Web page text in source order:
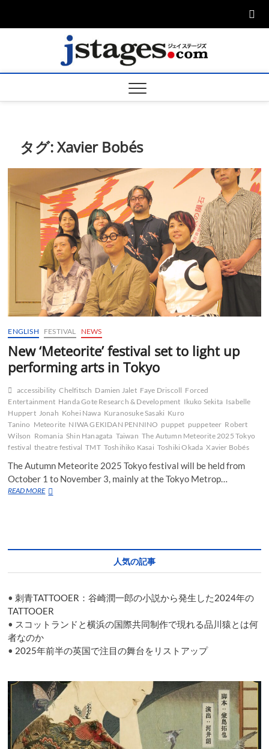
ージ
タグ:Xavier Bobés
ENGLISH FESTIVAL NEWS
New ‘Meteorite’ festival set to light up
performing arts in Tokyo
accessibility Chelfitsch Damien Jalet Faye Driscoll Forced
Entertainment Handa Gote Research & Development Ikuko Sekita Isabelle
Huppert Jonah Kohei Nawa Kuranosuke Sasaki Kuro
Tanino Meteorite NIWA GEKIDAN PENNINO puppet puppeteer Robert
Wilson Romania Shin Hanagata Taiwan The Autumn Meteorite 2025 Tokyo
festival theatre festival TMT Toshihiko Kasai Toshiki Okada Xavier Bobés
The Autumn Meteorite 2025 Tokyo festival will be held from
October 1 to November 3, mainly at the Tokyo Metrop…
READ MORENew
arts
Tokyo
人気の記事
•刺青TATTOOER：谷崎潤一郎の小説から発生した2024年の
TATTOOER
• スコットランドと横浜の国際共同制作で現れる品川猿とは何
者なのか
• 2025年前半の英国で注目の舞台をリストアップ